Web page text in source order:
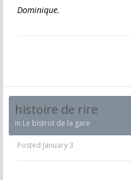
Dominique.
histoire de rire
in Le bistrot de la gare
Posted January 3